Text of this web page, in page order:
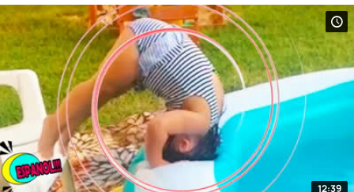
12:39